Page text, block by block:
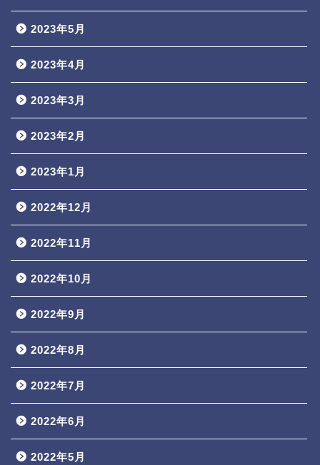
2023年5月
2023年4月
2023年3月
2023年2月
2023年1月
2022年12月
2022年11月
2022年10月
2022年9月
2022年8月
2022年7月
2022年6月
2022年5月